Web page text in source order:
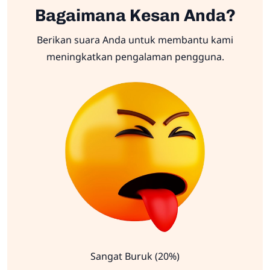
Bagaimana Kesan Anda?
Berikan suara Anda untuk membantu kami
meningkatkan pengalaman pengguna.
Sangat Buruk (20%)